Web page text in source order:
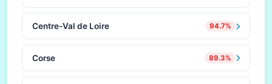
Centre-Val de Loire 94.7%
Corse 89.3%